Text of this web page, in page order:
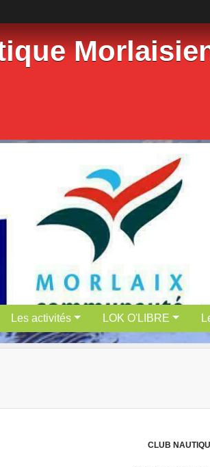
Les activités LOK O'LIBRE
CLUB